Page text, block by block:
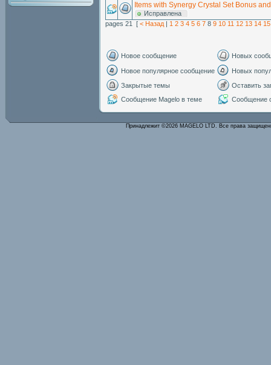
Items with Synergy Crystal Set Bonus
Исправлена
pages 21 [ < Назад | 1 2 3 4 5 6 7 8 9 10 11 12 13 14 15
Новое сообщение Новых
Новое популярное сообщение
Новых
Закрытые темы
Оставить
Сообщение Magelo в теме
Сообщение
Принадлежит ©2026 MAGELO LTD. Все права